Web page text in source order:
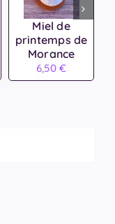
Miel de
printemps de
Morance
6,50€